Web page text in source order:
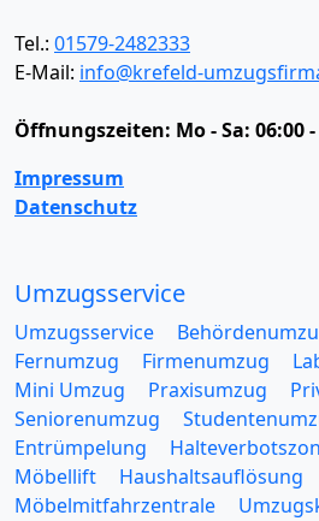
Tel.: 01579-2482333
E-Mail: info@krefeld-
Öffnungszeiten: Mo - Sa: 06:00
Impressum
Datenschutz
Umzugsservice
Umzugsservice
Fernumzug
Firmenumzug
Mini Umzug
Praxisumzug
Seniorenumzug
Entrümpelung
Möbellift
Haushaltsauflösung
Möbelmitfahrzentrale